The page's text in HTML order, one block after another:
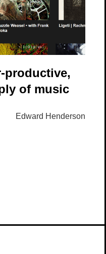
productive,
of music
Edward Henderson